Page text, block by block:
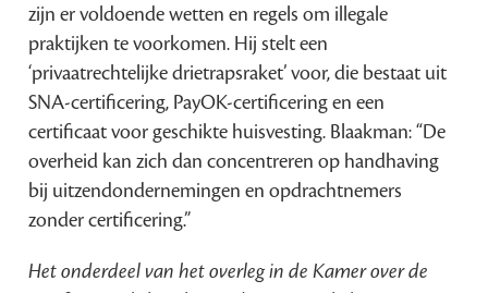
zijn er voldoende wetten en regels om illegale
praktijken te voorkomen. Hij stelt een
‘privaatrechtelijke drietrapsraket’ voor, die bestaat uit
SNA-certificering, PayOK-certificering en een
certificaat voor geschikte huisvesting. Blaakman: “De
overheid kan zich dan concentreren op handhaving
bij uitzendondernemingen en opdrachtnemers
zonder certificering.”
Het onderdeel van het overleg in de Kamer over de